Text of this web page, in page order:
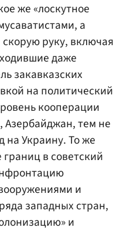
же «лоскутное
а
руку, включая
даже
закавказских
на политический
кооперации
Азербайджан, тем не
на Украину. То же
в советский
и
западных стран,
и